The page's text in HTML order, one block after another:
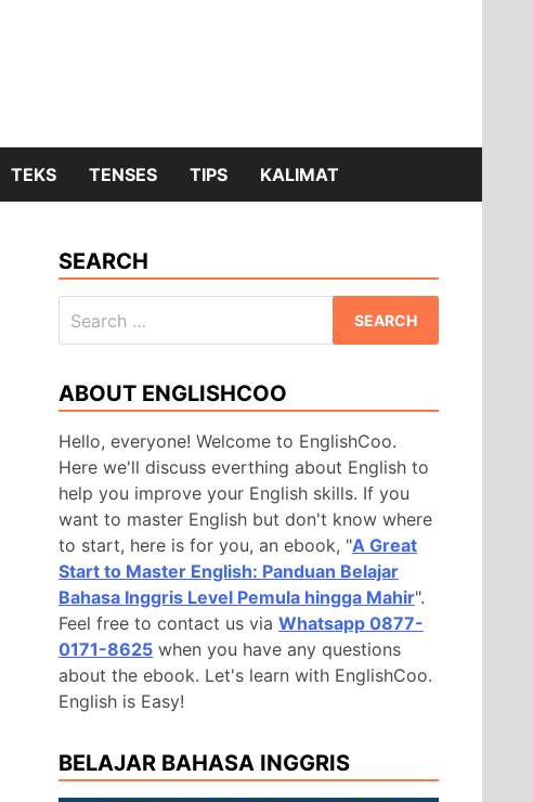
TEKS TENSES TIPS KALIMAT
SEARCH
for:
ABOUT ENGLISHCOO
Hello, everyone! Welcome to EnglishCoo.
Here we'll discuss everthing about English to
help you improve your English skills. If you
want to master English but don't know where
to start, here is for you, an ebook, "A Great
Start to Master English: Panduan Belajar
Bahasa Inggris Level Pemula hingga Mahir".
Feel free to contact us via Whatsapp 0877-
0171-8625 when you have any questions
about the ebook. Let's learn with EnglishCoo.
English is Easy!
BELAJAR BAHASA INGGRIS